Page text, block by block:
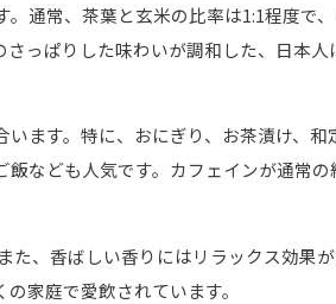
通常、茶葉と玄米の比率は1:1程度で
っぱりした味わいが調和した、日本人
ます。特に、おにぎり、お茶漬け、和
なども人気です。カフェインが通常の
た、香ばしい香りにはリラックス効果
家庭で愛飲されています。